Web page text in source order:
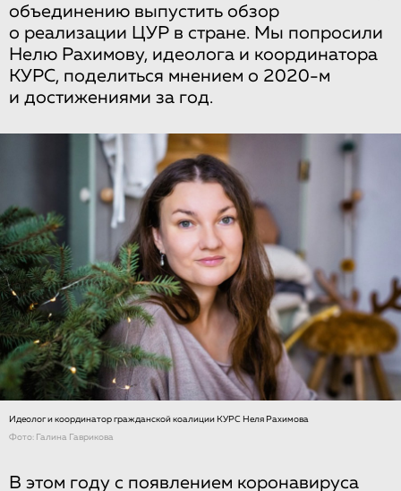
объединению выпустить обзор
о реализации ЦУР в стране. Мы попросили
Нелю Рахимову, идеолога и координатора
КУРС, поделиться мнением о 2020-м
и достижениями за год.
Идеолог и координатор гражданской коалиции КУРС Неля Рахимова
Фото: Галина Гаврикова
В этом году с появлением коронавируса